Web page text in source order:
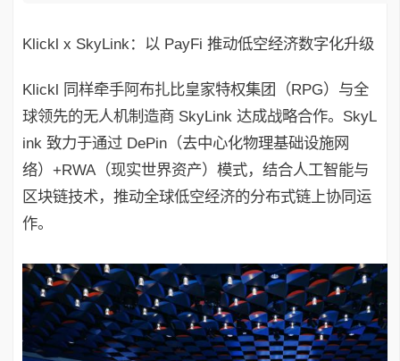
Klickl x SkyLink：以 PayFi 推动低空经济数字化升级
Klickl 同样牵手阿布扎比皇家特权集团（RPG）与全
球领先的无人机制造商 SkyLink 达成战略合作。SkyL
ink 致力于通过 DePin（去中心化物理基础设施网
络）+RWA（现实世界资产）模式，结合人工智能与
区块链技术，推动全球低空经济的分布式链上协同运
作。